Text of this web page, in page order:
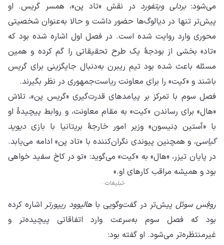
می‌شود:بردلی ویتفورد در نقش «تاد پن»، همسر گریس. او
پیش‌تر تنها در دیالوگ‌ها حضور داشت و حالا به‌عنوان شخصیتی
محوری وارد روایت شده است. در فصل اول اشاره شده بود که
«تاد» بخشی از بودجهٔ یک طرح تحقیقاتی را گم کرده و همین
مسئله باعث شده بود تیم ریبرن به‌دنبال جایگزینی برای گریس
باشند و «کیت» را برای معاونت ریاست‌جمهوری در نظر بگیرند.
فصل سوم با تمرکز بر پیامدهای قدرت‌گیری «گریس پن»، تلاش
«هال» برای رساندن «کیت» به مقام معاونت، و روابط پیچیدهٔ او
با «آستین دِنیسون» وزیر امور خارجهٔ بریتانیا با بازی دیوید
گیاسی، و همچنین پیوندی نگران‌کننده با «تاد پن» ادامه می‌یابد.
در پایان تیزر، «هال» به «کیت» می‌گوید: «تو در کاخ سفید خواهی
بود و همیشه مراقب کارهای او.»
تبلیغات
روفِس سوئل پیش‌تر در گفت‌وگویی باهالیوود ریپورتر اشاره کرده
بود که فصل سوم به‌سرعت وارد اتفاقاتی پیچیده‌تر و
غیرمنتظره‌تر می‌شود. او گفته بود: